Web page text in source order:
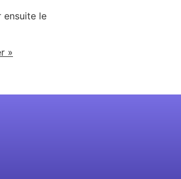
ensuite le
»